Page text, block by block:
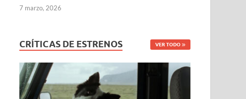
7 marzo, 2026
CRÍTICAS DE ESTRENOS VER TODO